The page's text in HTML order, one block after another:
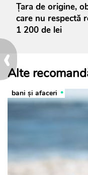
‹
Țara de origine,
care nu respectă
1 200 de lei
Alte
bani și afaceri